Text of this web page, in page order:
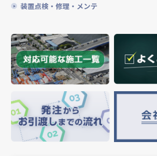
装置点検・修理・メンテ